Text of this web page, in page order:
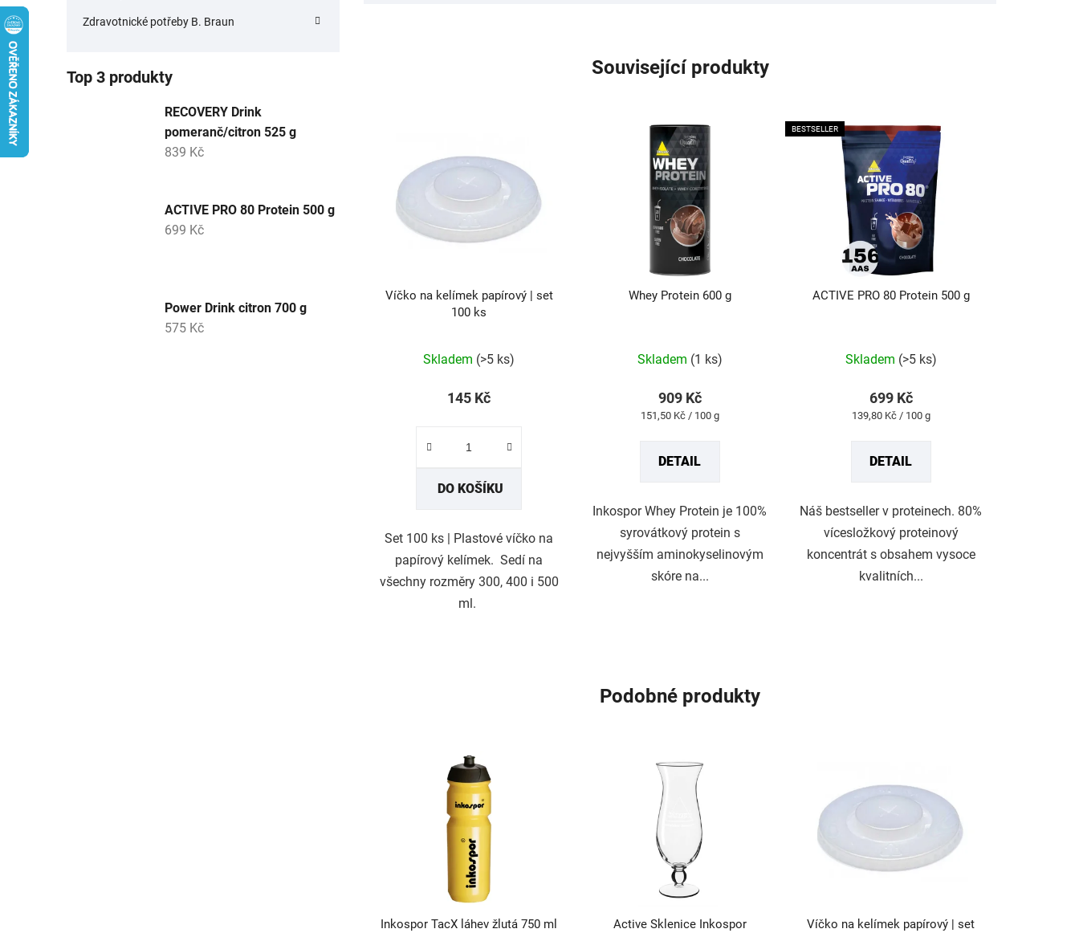
Zdravotnické potřeby B. Braun
Top 3 produkty
RECOVERY Drink
pomeranč/citron 525 g
839 Kč
ACTIVE PRO 80 Protein 500 g
699 Kč
Power Drink citron 700 g
575 Kč
Související produkty
Víčko na kelímek papírový | set
100 ks
Skladem (>5 ks)
145 Kč
DO KOŠÍKU
Set 100 ks | Plastové víčko na
papírový kelímek. Sedí na
všechny rozměry 300, 400 i 500
ml.
Whey Protein 600 g
produktu
hvězdiček.
Skladem (1 ks)
909 Kč
Měrná
151,50 Kč / 100 g
DETAIL
Inkospor Whey Protein je 100%
syrovátkový protein s
nejvyšším aminokyselinovým
skóre na...
BESTSELLER
ACTIVE PRO 80 Protein 500 g
produktu
hvězdiček.
Skladem (>5 ks)
699 Kč
Měrná
139,80 Kč / 100 g
DETAIL
Náš bestseller v proteinech. 80%
vícesložkový proteinový
koncentrát s obsahem vysoce
kvalitních...
Podobné produkty
Inkospor TacX láhev žlutá 750 ml
Active Sklenice Inkospor
Víčko na kelímek papírový | set